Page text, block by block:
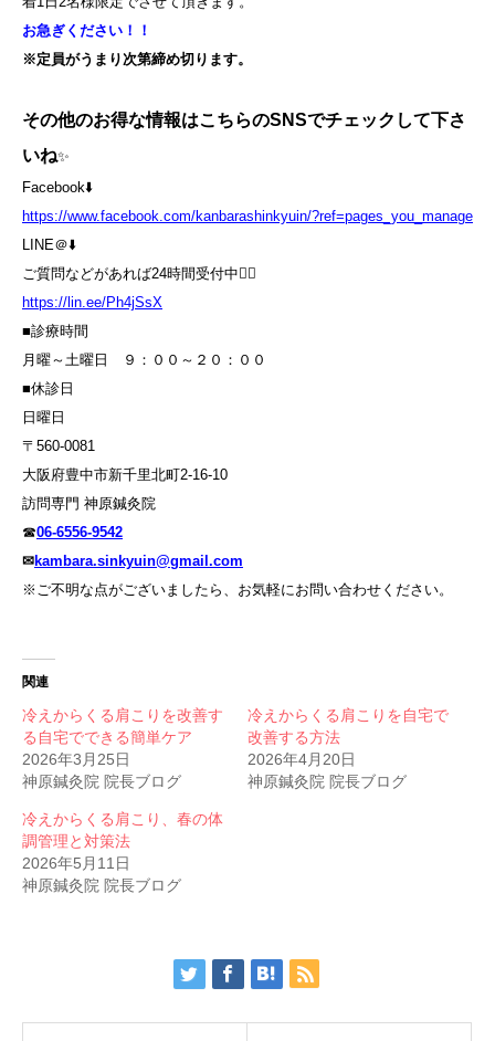
お急ぎください！！
※定員がうまり次第締め切ります。
その他のお得な情報はこちらのSNSでチェックして下さ
いね✨
Facebook⬇️
https://www.facebook.com/kanbarashinkyuin/?ref=pages_you_manage
LINE＠⬇️
ご質問などがあれば24時間受付中💁‍♀️
https://lin.ee/Ph4jSsX
■診療時間
月曜～土曜日 ９：００～２０：００
■休診日
日曜日
〒560-0081
大阪府豊中市新千里北町2-16-10
訪問専門 神原鍼灸院
☎06-6556-9542
✉kambara.sinkyuin@gmail.com
※ご不明な点がございましたら、お気軽にお問い合わせください。
関連
冷えからくる肩こりを改善す
る自宅でできる簡単ケア
2026年3月25日
神原鍼灸院 院長ブログ
冷えからくる肩こりを自宅で
改善する方法
2026年4月20日
神原鍼灸院 院長ブログ
冷えからくる肩こり、春の体
調管理と対策法
2026年5月11日
神原鍼灸院 院長ブログ